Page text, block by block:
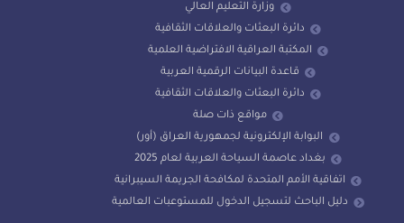
وزارة التعليم العالي
دائرة البعثات والعلاقات الثقافية
المكتبة العراقية الافتراضية العلمية
قاعدة البيانات الرقمية العربية
دائرة البعثات والعلاقات الثقافية
مواقع ذات صلة
البوابة الإلكترونية لجمهورية العراق (أور)
بغداد عاصمة السياحة العربية لعام 2025
اتفاقية الأمم المتحدة لمكافحة الجريمة السيبرانية
دليل الباحث لتسجيل الدخول للمستوعبات العالمية